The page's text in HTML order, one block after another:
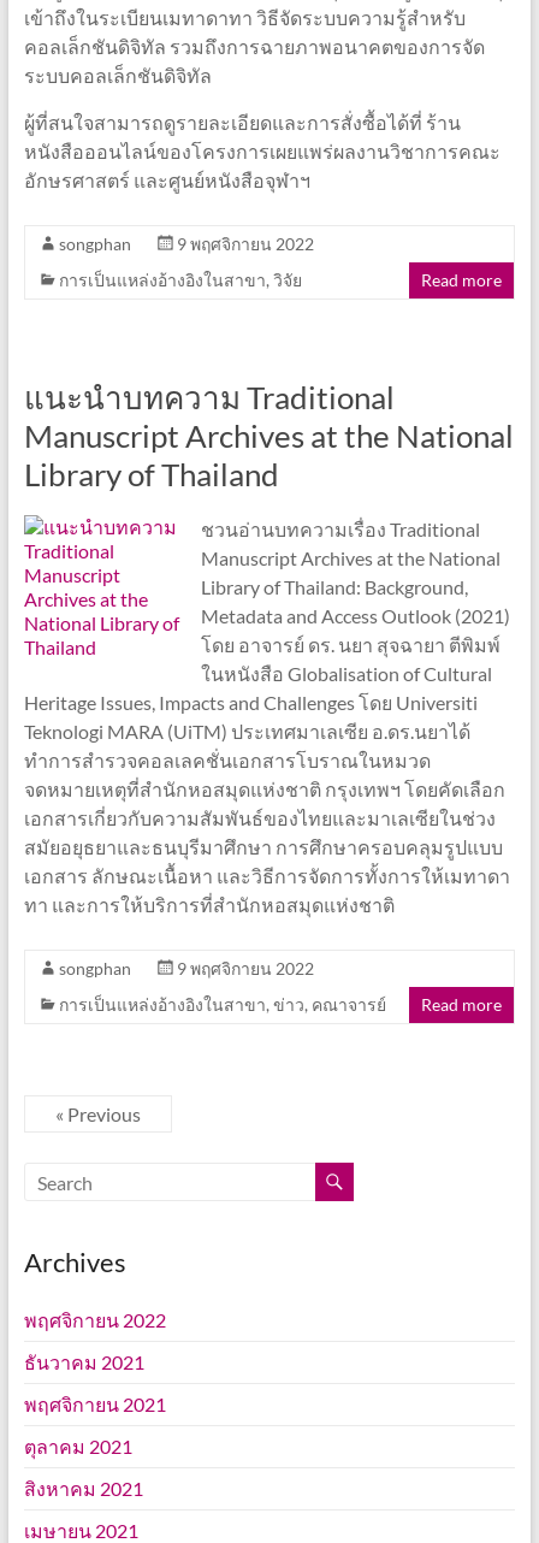
เข้าถึงในระเบียนเมทาดาทา วิธีจัดระบบความรู้สำหรับ
คอลเล็กชันดิจิทัล รวมถึงการฉายภาพอนาคตของการจัด
ระบบคอลเล็กชันดิจิทัล
ผู้ที่สนใจสามารถดูรายละเอียดและการสั่งซื้อได้ที่ ร้าน
หนังสือออนไลน์ของโครงการเผยแพร่ผลงานวิชาการคณะ
อักษรศาสตร์ และศูนย์หนังสือจุฬาฯ
songphan
9 พฤศจิกายน 2022
การเป็นแหล่งอ้างอิงในสาขา, วิจัย Read more
แนะนำบทความ Traditional
Manuscript Archives at the National
Library of Thailand
ชวนอ่านบทความเรื่อง Traditional
Manuscript Archives at the National
Library of Thailand: Background,
Metadata and Access Outlook (2021)
โดย อาจารย์ ดร. นยา สุจฉายา ตีพิมพ์
ในหนังสือ Globalisation of Cultural
Heritage Issues, Impacts and Challenges โดย Universiti
Teknologi MARA (UiTM) ประเทศมาเลเซีย อ.ดร.นยาได้
ทำการสำรวจคอลเลคชั่นเอกสารโบราณในหมวด
จดหมายเหตุที่สำนักหอสมุดแห่งชาติ กรุงเทพฯ โดยคัดเลือก
เอกสารเกี่ยวกับความสัมพันธ์ของไทยและมาเลเซียในช่วง
สมัยอยุธยาและธนบุรีมาศึกษา การศึกษาครอบคลุมรูปแบบ
เอกสาร ลักษณะเนื้อหา และวิธีการจัดการทั้งการให้เมทาดา
ทา และการให้บริการที่สำนักหอสมุดแห่งชาติ
songphan
9 พฤศจิกายน 2022
การเป็นแหล่งอ้างอิงในสาขา, ข่าว, คณาจารย์ Read more
« Previous
Archives
พฤศจิกายน 2022
ธันวาคม 2021
พฤศจิกายน 2021
ตุลาคม 2021
สิงหาคม 2021
เมษายน 2021